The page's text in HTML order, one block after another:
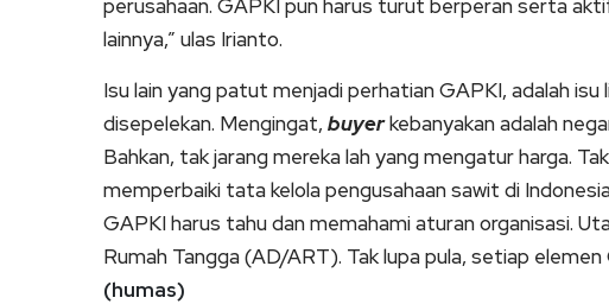
perusahaan. GAPKI pun harus turut berperan serta
lainnya,” ulas Irianto.
Isu lain yang patut menjadi perhatian GAPKI, adalah isu
disepelekan. Mengingat, buyerkebanyakan adalah
Bahkan, tak jarang mereka lah yang mengatur harga.
memperbaiki tata kelola pengusahaan sawit di
GAPKI harus tahu dan memahami aturan organisasi.
Rumah Tangga (AD/ART). Tak lupa pula, setiap
(humas)